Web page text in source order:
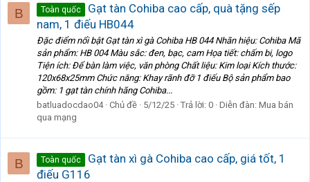
B Toàn quốc
Gạt tàn Cohiba cao cấp, quà tặng sếp
nam, 1 điếu HB044
Đặc điểm nổi bật Gạt tàn xì gà Cohiba HB 044 Nhãn hiệu: Cohiba Mã
sản phẩm: HB 004 Màu sắc: đen, bạc, cam Họa tiết: chấm bi, logo
Tiện ích: Để bàn làm việc, văn phòng Chất liệu: Kim loại Kích thước:
120x68x25mm Chức năng: Khay rãnh đỡ 1 điếu Bộ sản phẩm bao
gồm: 1 gạt tàn chính hãng Cohiba...
batluadocdao04 Chủ đề 5/12/25 Trả lời: 0 Diễn đàn: Mua bán
qua mạng
B Toàn quốc
Gạt tàn xì gà Cohiba cao cấp, giá tốt, 1
điếu G116